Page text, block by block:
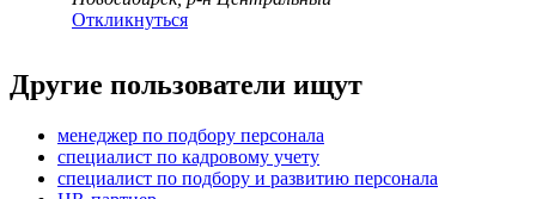
Откликнуться
Другие пользователи ищут
менеджер по подбору персонала
специалист по кадровому учету
специалист по подбору и развитию персонала